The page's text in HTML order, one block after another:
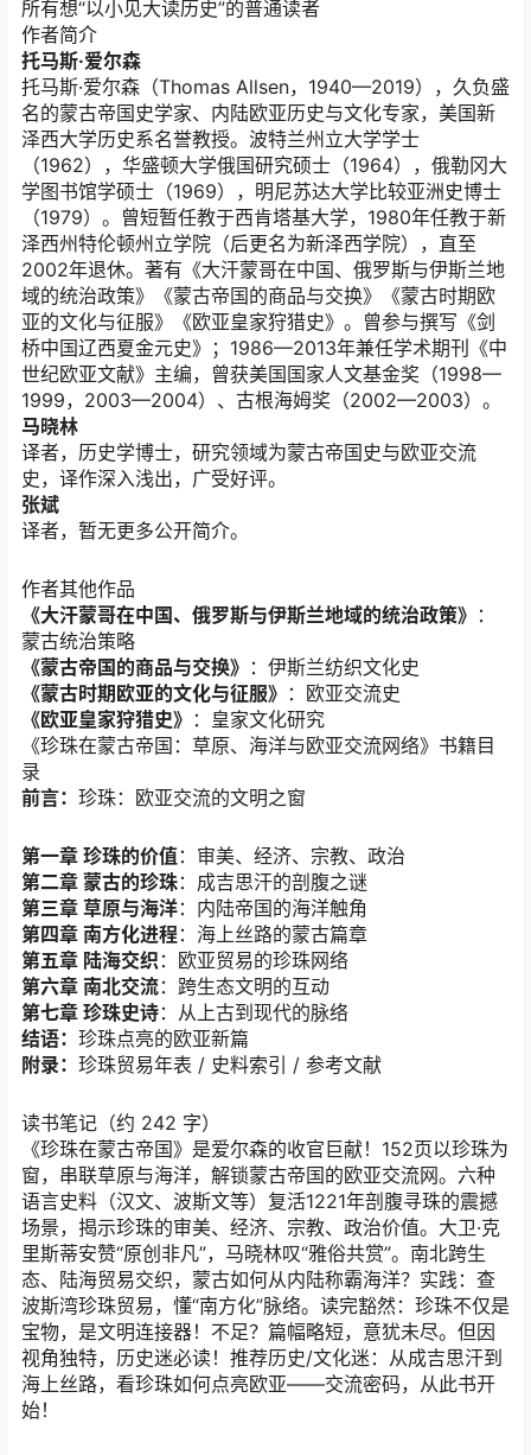
所有想“以小见大读历史”的普通读者
作者简介
托马斯·爱尔森
托马斯·爱尔森（Thomas Allsen，1940—2019），久负盛
名的蒙古帝国史学家、内陆欧亚历史与文化专家，美国新
泽西大学历史系名誉教授。波特兰州立大学学士
（1962），华盛顿大学俄国研究硕士（1964），俄勒冈大
学图书馆学硕士（1969），明尼苏达大学比较亚洲史博士
（1979）。曾短暂任教于西肯塔基大学，1980年任教于新
泽西州特伦顿州立学院（后更名为新泽西学院），直至
2002年退休。著有《大汗蒙哥在中国、俄罗斯与伊斯兰地
域的统治政策》《蒙古帝国的商品与交换》《蒙古时期欧
亚的文化与征服》《欧亚皇家狩猎史》。曾参与撰写《剑
桥中国辽西夏金元史》；1986—2013年兼任学术期刊《中
世纪欧亚文献》主编，曾获美国国家人文基金奖（1998—
1999，2003—2004）、古根海姆奖（2002—2003）。
马晓林
译者，历史学博士，研究领域为蒙古帝国史与欧亚交流
史，译作深入浅出，广受好评。
张斌
译者，暂无更多公开简介。
作者其他作品
《大汗蒙哥在中国、俄罗斯与伊斯兰地域的统治政策》 ：
蒙古统治策略
《蒙古帝国的商品与交换》 ：伊斯兰纺织文化史
《蒙古时期欧亚的文化与征服》 ：欧亚交流史
《欧亚皇家狩猎史》 ：皇家文化研究
《珍珠在蒙古帝国：草原、海洋与欧亚交流网络》书籍目
录
前言： 珍珠：欧亚交流的文明之窗
第一章 珍珠的价值：审美、经济、宗教、政治
第二章 蒙古的珍珠：成吉思汗的剖腹之谜
第三章 草原与海洋：内陆帝国的海洋触角
第四章 南方化进程：海上丝路的蒙古篇章
第五章 陆海交织 ：欧亚贸易的珍珠网络
第六章 南北交流：跨生态文明的互动
第七章 珍珠史诗：从上古到现代的脉络
结语： 珍珠点亮的欧亚新篇
附录： 珍珠贸易年表 / 史料索引 / 参考文献
读书笔记（约 242 字）
《珍珠在蒙古帝国》是爱尔森的收官巨献！152页以珍珠为
窗，串联草原与海洋，解锁蒙古帝国的欧亚交流网。六种
语言史料（汉文、波斯文等）复活1221年剖腹寻珠的震撼
场景，揭示珍珠的审美、经济、宗教、政治价值。大卫·克
里斯蒂安赞“原创非凡”，马晓林叹“雅俗共赏”。南北跨生
态、陆海贸易交织，蒙古如何从内陆称霸海洋？实践：查
波斯湾珍珠贸易，懂“南方化”脉络。读完豁然：珍珠不仅是
宝物，是文明连接器！不足？篇幅略短，意犹未尽。但因
视角独特，历史迷必读！推荐历史/文化迷：从成吉思汗到
海上丝路，看珍珠如何点亮欧亚——交流密码，从此书开
始！